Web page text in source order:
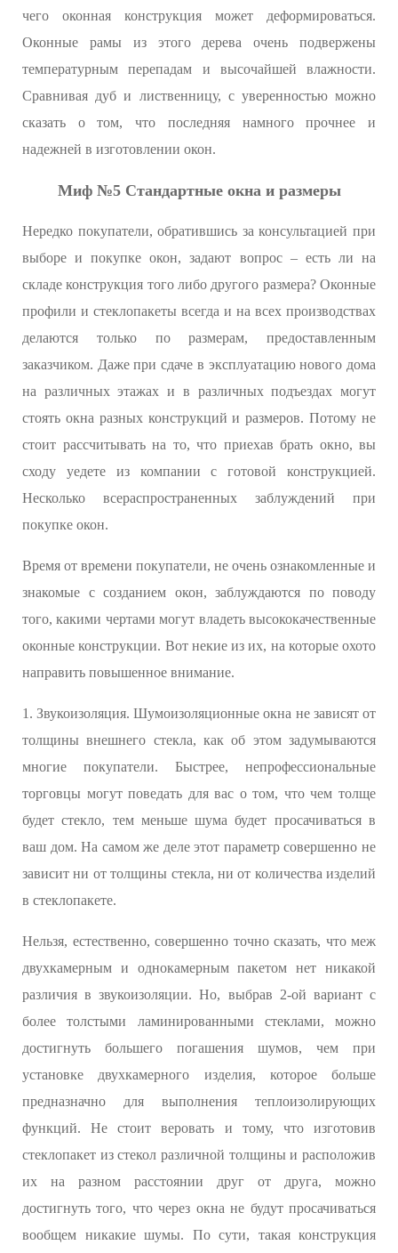
чего оконная конструкция может деформироваться.
Оконные рамы из этого дерева очень подвержены
температурным перепадам и высочайшей влажности.
Сравнивая дуб и лиственницу, с уверенностью можно
сказать о том, что последняя намного прочнее и
надежней в изготовлении окон.
Миф №5 Стандартные окна и размеры
Нередко покупатели, обратившись за консультацией при
выборе и покупке окон, задают вопрос – есть ли на
складе конструкция того либо другого размера? Оконные
профили и стеклопакеты всегда и на всех производствах
делаются только по размерам, предоставленным
заказчиком. Даже при сдаче в эксплуатацию нового дома
на различных этажах и в различных подъездах могут
стоять окна разных конструкций и размеров. Потому не
стоит рассчитывать на то, что приехав брать окно, вы
сходу уедете из компании с готовой конструкцией.
Несколько всераспространенных заблуждений при
покупке окон.
Время от времени покупатели, не очень ознакомленные и
знакомые с созданием окон, заблуждаются по поводу
того, какими чертами могут владеть высококачественные
оконные конструкции. Вот некие из их, на которые охото
направить повышенное внимание.
1. Звукоизоляция. Шумоизоляционные окна не зависят от
толщины внешнего стекла, как об этом задумываются
многие покупатели. Быстрее, непрофессиональные
торговцы могут поведать для вас о том, что чем толще
будет стекло, тем меньше шума будет просачиваться в
ваш дом. На самом же деле этот параметр совершенно не
зависит ни от толщины стекла, ни от количества изделий
в стеклопакете.
Нельзя, естественно, совершенно точно сказать, что меж
двухкамерным и однокамерным пакетом нет никакой
различия в звукоизоляции. Но, выбрав 2-ой вариант с
более толстыми ламинированными стеклами, можно
достигнуть большего погашения шумов, чем при
установке двухкамерного изделия, которое больше
предназначно для выполнения теплоизолирующих
функций. Не стоит веровать и тому, что изготовив
стеклопакет из стекол различной толщины и расположив
их на разном расстоянии друг от друга, можно
достигнуть того, что через окна не будут просачиваться
вообщем никакие шумы. По сути, такая конструкция